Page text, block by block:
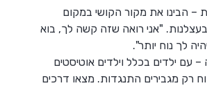
הבינו את מקור הקושי במקום
"אני רואה שזה קשה לך, בוא
לך נוח יותר".
– עם ילדים בכלל וילדים אוטיסטים
רק מגבירים התנגדות. מצאו דרכים